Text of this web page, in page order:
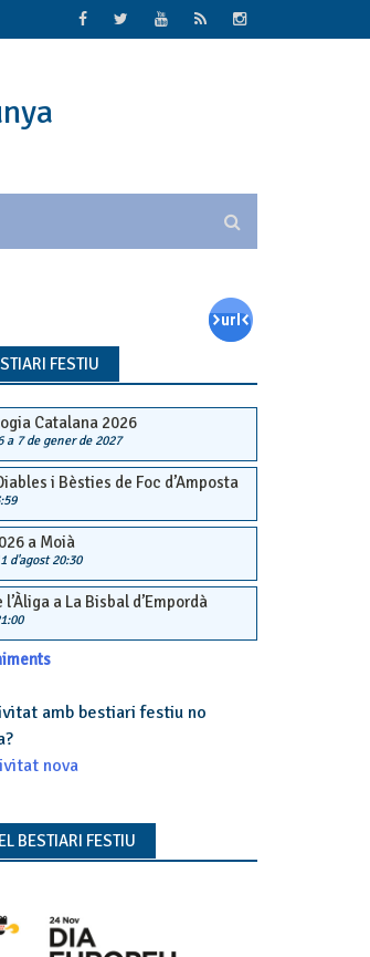
FESTIU
Catalana 2026
a 7 de gener de 2027
i Bèsties de Foc d’Amposta
a Moià
d'agost 20:30
a La Bisbal d’Empordà
amb bestiari festiu no
nova
BESTIARI FESTIU